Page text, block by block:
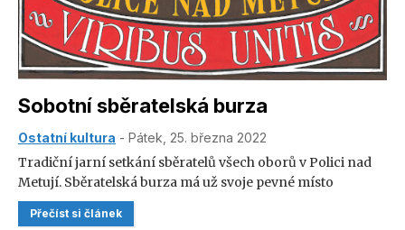
Sobotní sběratelská burza
Ostatní kultura - Pátek, 25. března 2022
Tradiční jarní setkání sběratelů všech oborů v Polici nad
Metují. Sběratelská burza má už svoje pevné místo
v kalendáři akcí ve městě.
Přečíst si článek